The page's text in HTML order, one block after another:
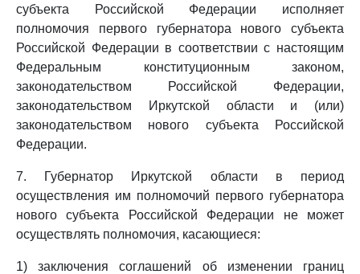
субъекта Российской Федерации исполняет
полномочия первого губернатора нового субъекта
Российской Федерации в соответствии с настоящим
Федеральным конституционным законом,
законодательством Российской Федерации,
законодательством Иркутской области и (или)
законодательством нового субъекта Российской
Федерации.
7. Губернатор Иркутской области в период
осуществления им полномочий первого губернатора
нового субъекта Российской Федерации не может
осуществлять полномочия, касающиеся:
1) заключения соглашений об изменении границ